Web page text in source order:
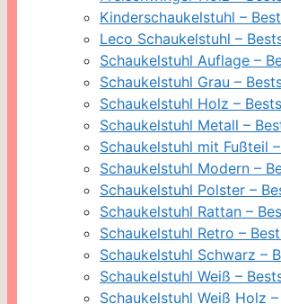
Kinderschaukelstuhl –
Leco Schaukelstuhl –
Schaukelstuhl Auflage –
Schaukelstuhl Grau –
Schaukelstuhl Holz –
Schaukelstuhl Metall –
Schaukelstuhl mit Fußteil
Schaukelstuhl Modern –
Schaukelstuhl Polster –
Schaukelstuhl Rattan –
Schaukelstuhl Retro –
Schaukelstuhl Schwarz –
Schaukelstuhl Weiß –
Schaukelstuhl Weiß Holz